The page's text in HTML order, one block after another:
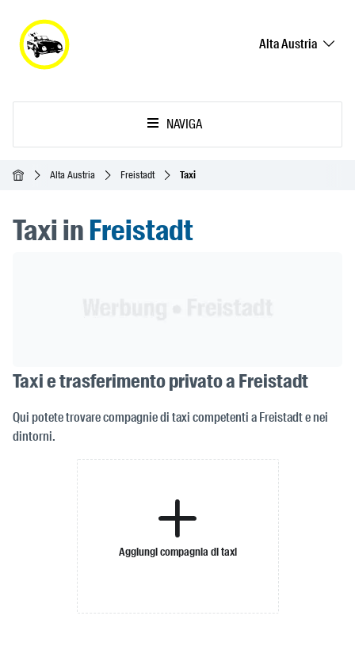
Alta Austria
NAVIGA
Home Alta Austria Freistadt Taxi
Taxi inFreistadt
Taxi e trasferimento privato a Freistadt
Qui potete trovare compagnie di taxi competenti a Freistadt e nei
dintorni.
Aggiungi compagnia di taxi